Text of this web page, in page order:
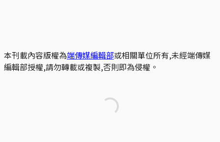
本刊載內容版權為端傳媒編輯部或相關單位所有,未經端傳媒
編輯部授權,請勿轉載或複製,否則即為侵權。